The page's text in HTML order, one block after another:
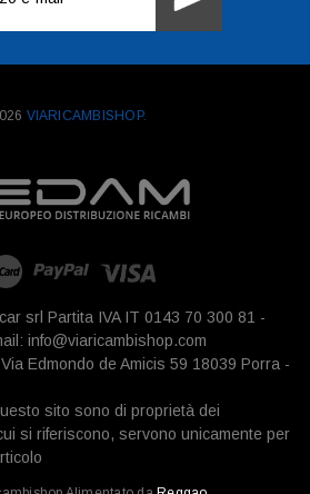
VIARICAMBISHOP.
srl Partita IVA IT 0143 70 300 81 -
info@viaricambishop.com
Edmondo de Amicis 59 18039 Porra -
sito sono di proprietà dei
si riferiscono, servono unicamente per